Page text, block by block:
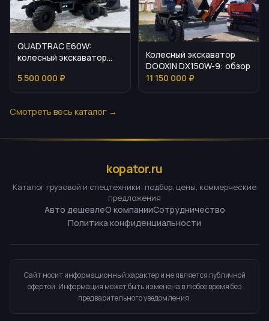
QUADTRAC E60W:
колесный экскаватор
5 500 000 ₽
Колесный экскаватор
DOOXIN DX150W-9: обзор
11 150 000 ₽
Смотреть весь каталог →
kopator.ru
Каталог грузовой и спецтехники: подбор, цены, коммерческие
предложения
Авто дешевлеО компанииСотрудничество
Политика конфиденциальности
Сайт носит информационный характер и не является публичной
офертой. Информация может быть изменена в любое время без
предварительного уведомления.